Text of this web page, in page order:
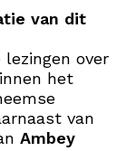
van dit
over
het
van
Ambey